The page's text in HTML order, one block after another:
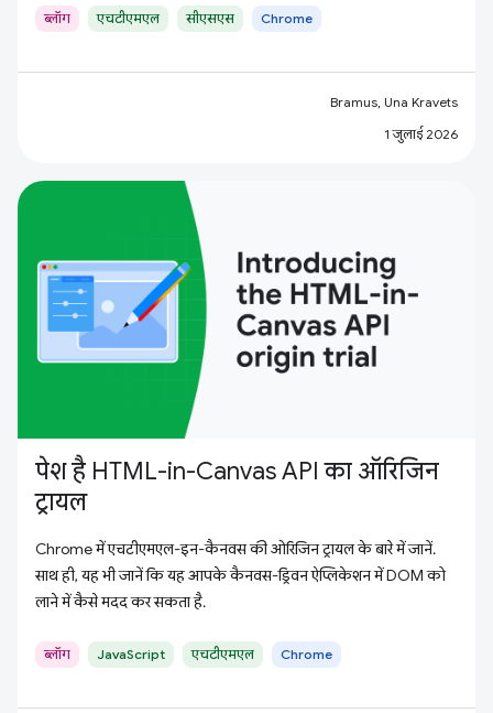
ब्लॉग एचटीएमएल सीएसएस Chrome
Bramus, Una Kravets
1 जुलाई 2026
पेश है HTML-in-Canvas API का ऑरिजिन
ट्रायल
Chrome में एचटीएमएल-इन-कैनवस की ओरिजिन ट्रायल के बारे में जानें.
साथ ही, यह भी जानें कि यह आपके कैनवस-ड्रिवन ऐप्लिकेशन में DOM को
लाने में कैसे मदद कर सकता है.
ब्लॉग JavaScript एचटीएमएल Chrome